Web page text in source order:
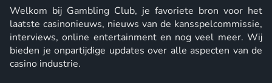
Welkom bij Gambling Club, je favoriete bron voor het
laatste casinonieuws, nieuws van de kansspelcommissie,
interviews, online entertainment en nog veel meer. Wij
bieden je onpartijdige updates over alle aspecten van de
casino industrie.